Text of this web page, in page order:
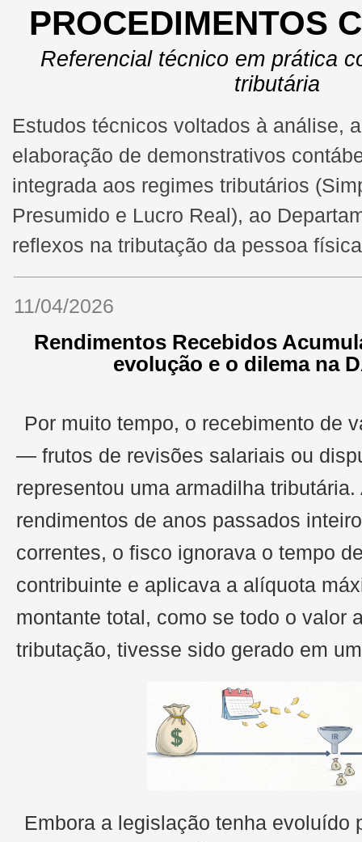
PROCEDIMENTOS
Referencial técnico em prática
tributária
Estudos técnicos voltados à análise,
elaboração de demonstrativos
integrada aos regimes tributários
Presumido e Lucro Real), ao
reflexos na tributação da pessoa física
11/04/2026
Rendimentos Recebidos
evolução e o dilema na
Por muito tempo, o recebimento de
— frutos de revisões salariais ou
representou uma armadilha tributária.
rendimentos de anos passados
correntes, o fisco ignorava o tempo
contribuinte e aplicava a alíquota
montante total, como se todo o valor
tributação, tivesse sido gerado em
Embora a legislação tenha evoluído